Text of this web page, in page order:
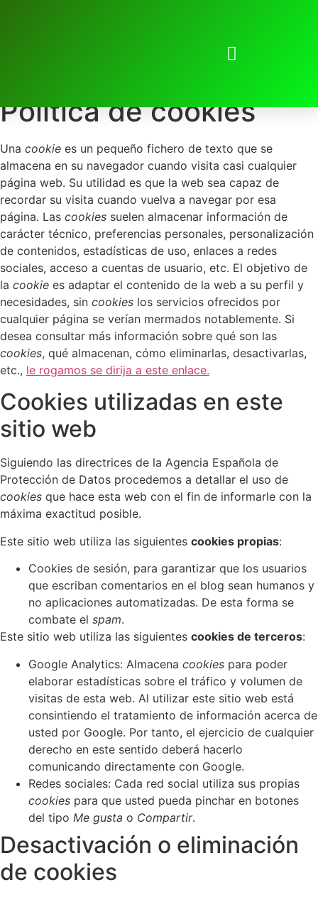
Política de cookies
Política de cookies
Una cookie es un pequeño fichero de texto que se
almacena en su navegador cuando visita casi cualquier
página web. Su utilidad es que la web sea capaz de
recordar su visita cuando vuelva a navegar por esa
página. Las cookies suelen almacenar información de
carácter técnico, preferencias personales, personalización
de contenidos, estadísticas de uso, enlaces a redes
sociales, acceso a cuentas de usuario, etc. El objetivo de
la cookie es adaptar el contenido de la web a su perfil y
necesidades, sin cookies los servicios ofrecidos por
cualquier página se verían mermados notablemente. Si
desea consultar más información sobre qué son las
cookies, qué almacenan, cómo eliminarlas, desactivarlas,
etc., le rogamos se dirija a este enlace.
Cookies utilizadas en este
sitio web
Siguiendo las directrices de la Agencia Española de
Protección de Datos procedemos a detallar el uso de
cookies que hace esta web con el fin de informarle con la
máxima exactitud posible.
Este sitio web utiliza las siguientes cookies propias:
Cookies de sesión, para garantizar que los usuarios
que escriban comentarios en el blog sean humanos y
no aplicaciones automatizadas. De esta forma se
combate el spam.
Este sitio web utiliza las siguientes cookies de terceros:
Google Analytics: Almacena cookies para poder
elaborar estadísticas sobre el tráfico y volumen de
visitas de esta web. Al utilizar este sitio web está
consintiendo el tratamiento de información acerca de
usted por Google. Por tanto, el ejercicio de cualquier
derecho en este sentido deberá hacerlo
comunicando directamente con Google.
Redes sociales: Cada red social utiliza sus propias
cookies para que usted pueda pinchar en botones
del tipo Me gusta o Compartir.
Desactivación o eliminación
de cookies